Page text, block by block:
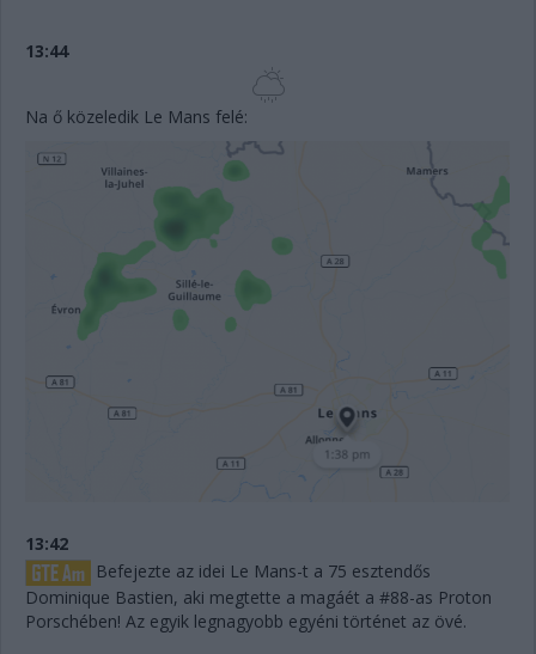
13:44
Na ő közeledik Le Mans felé:
13:42
Befejezte az idei Le Mans-t a 75 esztendős
Dominique Bastien, aki megtette a magáét a #88-as Proton
Porschében! Az egyik legnagyobb egyéni történet az övé.